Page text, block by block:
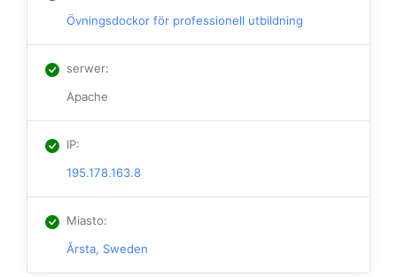
Övningsdockor för professionell utbildning
serwer:
Apache
IP:
195.178.163.8
Miasto:
Årsta, Sweden